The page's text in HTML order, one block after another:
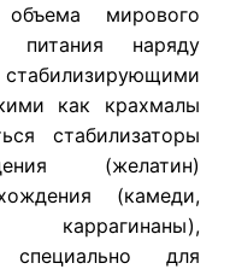
мирового
питания наряду
как крахмалы
стабилизаторы
(желатин)
(камеди,
специально для